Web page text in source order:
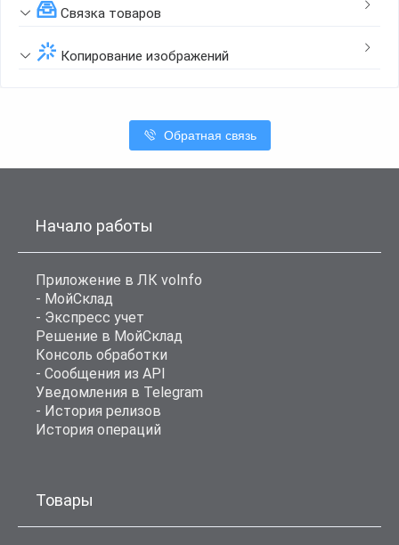
Связка товаров
Копирование изображений
Обратная связь
Начало работы
Приложение в ЛК voInfo
- МойСклад
- Экспресс учет
Решение в МойСклад
Консоль обработки
- Сообщения из API
Уведомления в Telegram
- История релизов
История операций
Товары